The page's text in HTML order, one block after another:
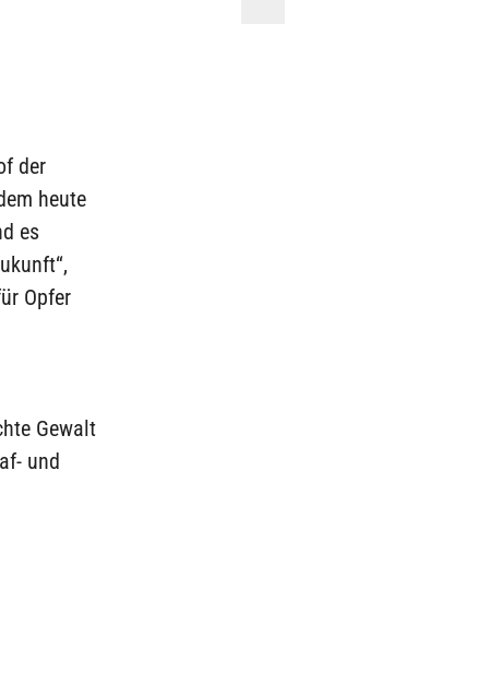
der
heute
es
Opfer
Gewalt
und